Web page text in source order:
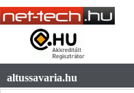
altussavaria.hu